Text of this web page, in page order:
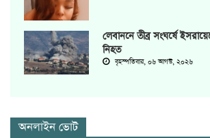
লেবাননে তীব্র সংঘর্ষে
নিহত
বৃহস্পতিবার, ০৬ আগস্ট, ২০২৬
অনলাইন ভোট